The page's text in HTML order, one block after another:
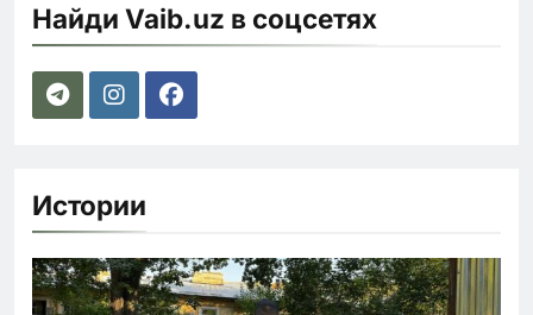
Найди Vaib.uz в соцсетях
Истории